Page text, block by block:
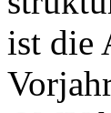
ist die